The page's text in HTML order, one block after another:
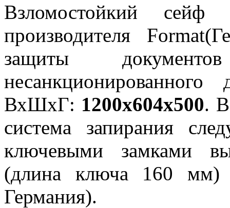
Взломостойкий
производителя
защиты
ВхШхГ: 1200x604x500.
система запирания
ключевыми замками
(длина ключа 160 мм)
Германия).